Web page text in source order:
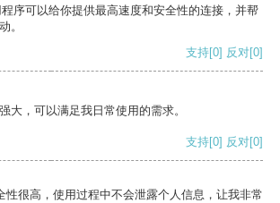
序可以给你提供最高速度和安全性的连接，并帮
。
支持[0] 反对[0]
大，可以满足我日常使用的需求。
支持[0] 反对[0]
性很高，使用过程中不会泄露个人信息，让我非常